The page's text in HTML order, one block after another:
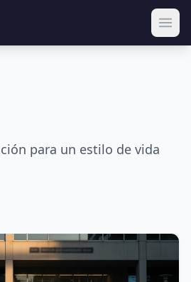
para un estilo de vida